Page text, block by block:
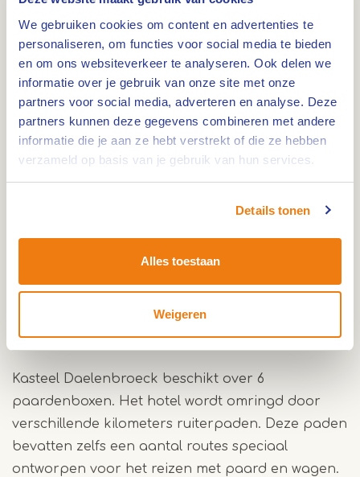
We gebruiken cookies om content en advertenties te
personaliseren, om functies voor social media te bieden
en om ons websiteverkeer te analyseren. Ook delen we
informatie over je gebruik van onze site met onze
partners voor social media, adverteren en analyse. Deze
partners kunnen deze gegevens combineren met andere
informatie die je aan ze hebt verstrekt of die ze hebben
verzameld op basis van je gebruik van hun services.
Details tonen
Alles toestaan
Weigeren
luxe Sauna suites in de overhoekse toren van het
kasteel met eigen infrarood-sauna en whirlpool.
Hoofdburcht
Voor groepen biedt Kasteel Daelenbroeck de
Hoofdburcht met de Ridderzaal, de
Rentmeesterzaal en diverse 14e-eeuwse gewelven,
deze zijn geschikt voor feesten en bijeenkomsten
klassieke en stijlvolle ambiance. Of het nu gaat
Kasteel Daelenbroeck beschikt over 6
paardenboxen. Het hotel wordt omringd door
verschillende kilometers ruiterpaden. Deze paden
bevatten zelfs een aantal routes speciaal
ontworpen voor het reizen met paard en wagen.